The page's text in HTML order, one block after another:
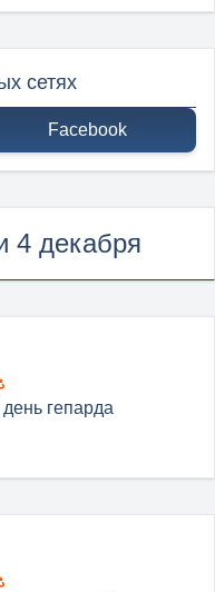
сетях
Facebook
4 декабря
гепарда